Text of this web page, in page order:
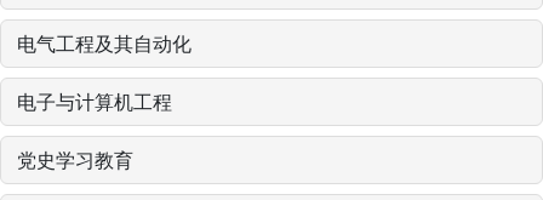
电气工程及其自动化
电子与计算机工程
党史学习教育